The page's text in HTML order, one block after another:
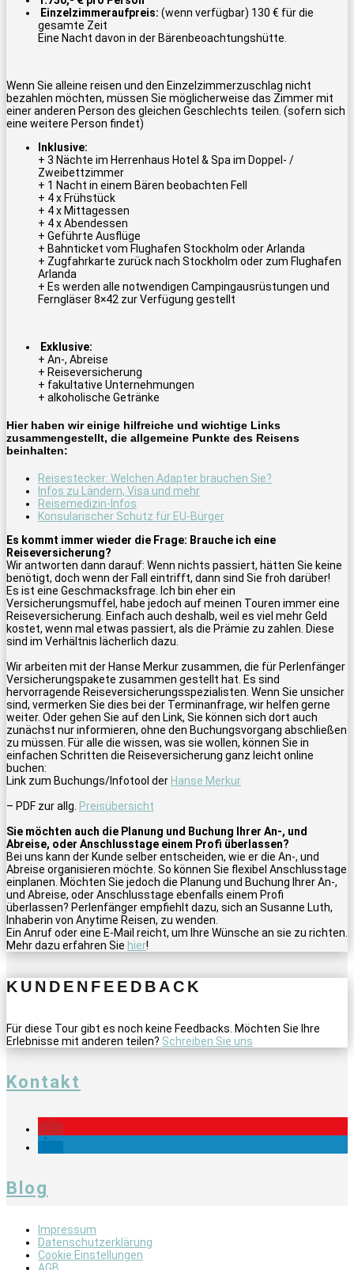
Einzelzimmeraufpreis: (wenn verfügbar) 130 € für die
gesamte Zeit
Eine Nacht davon in der Bärenbeoachtungshütte.
Wenn Sie alleine reisen und den Einzelzimmerzuschlag nicht
bezahlen möchten, müssen Sie möglicherweise das Zimmer mit
einer anderen Person des gleichen Geschlechts teilen. (sofern sich
eine weitere Person findet)
Inklusive:
+ 3 Nächte im Herrenhaus Hotel & Spa im Doppel- /
Zweibettzimmer
+ 1 Nacht in einem Bären beobachten Fell
+ 4 x Frühstück
+ 4 x Mittagessen
+ 4 x Abendessen
+ Geführte Ausflüge
+ Bahnticket vom Flughafen Stockholm oder Arlanda
+ Zugfahrkarte zurück nach Stockholm oder zum Flughafen
Arlanda
+ Es werden alle notwendigen Campingausrüstungen und
Ferngläser 8×42 zur Verfügung gestellt
Exklusive:
+ An-, Abreise
+ Reiseversicherung
+ fakultative Unternehmungen
+ alkoholische Getränke
Hier haben wir einige hilfreiche und wichtige Links
zusammengestellt, die allgemeine Punkte des Reisens
beinhalten:
Reisestecker: Welchen Adapter brauchen Sie?
Infos zu Ländern, Visa und mehr
Reisemedizin-Infos
Konsularischer Schutz für EU-Bürger
Es kommt immer wieder die Frage: Brauche ich eine
Reiseversicherung?
Wir antworten dann darauf: Wenn nichts passiert, hätten Sie keine
benötigt, doch wenn der Fall eintrifft, dann sind Sie froh darüber!
Es ist eine Geschmacksfrage. Ich bin eher ein
Versicherungsmuffel, habe jedoch auf meinen Touren immer eine
Reiseversicherung. Einfach auch deshalb, weil es viel mehr Geld
kostet, wenn mal etwas passiert, als die Prämie zu zahlen. Diese
sind im Verhältnis lächerlich dazu.
Wir arbeiten mit der Hanse Merkur zusammen, die für Perlenfänger
Versicherungspakete zusammen gestellt hat. Es sind
hervorragende Reiseversicherungsspezialisten. Wenn Sie unsicher
sind, vermerken Sie dies bei der Terminanfrage, wir helfen gerne
weiter. Oder gehen Sie auf den Link, Sie können sich dort auch
zunächst nur informieren, ohne den Buchungsvorgang abschließen
zu müssen. Für alle die wissen, was sie wollen, können Sie in
einfachen Schritten die Reiseversicherung ganz leicht online
buchen:
Link zum Buchungs/Infotool der Hanse Merkur
– PDF zur allg. Preisübersicht
Sie möchten auch die Planung und Buchung Ihrer An-, und
Abreise, oder Anschlusstage einem Profi überlassen?
Bei uns kann der Kunde selber entscheiden, wie er die An-, und
Abreise organisieren möchte. So können Sie flexibel Anschlusstage
einplanen. Möchten Sie jedoch die Planung und Buchung Ihrer An-,
und Abreise, oder Anschlusstage ebenfalls einem Profi
überlassen? Perlenfänger empfiehlt dazu, sich an Susanne Luth,
Inhaberin von Anytime Reisen, zu wenden.
Ein Anruf oder eine E-Mail reicht, um Ihre Wünsche an sie zu richten.
Mehr dazu erfahren Sie hier!
KUNDENFEEDBACK
Für diese Tour gibt es noch keine Feedbacks. Möchten Sie Ihre
Erlebnisse mit anderen teilen? Schreiben Sie uns
Kontakt
Blog
Impressum
Datenschutzerklärung
Cookie Einstellungen